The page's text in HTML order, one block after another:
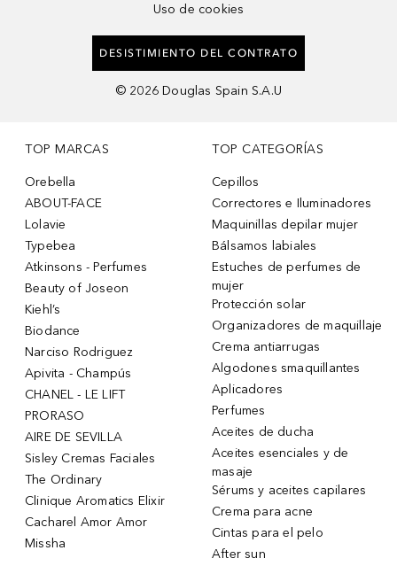
Uso de cookies
DESISTIMIENTO DEL CONTRATO
© 2026 Douglas Spain S.A.U
TOP MARCAS
Orebella
ABOUT-FACE
Lolavie
Typebea
Atkinsons - Perfumes
Beauty of Joseon
Kiehl’s
Biodance
Narciso Rodriguez
Apivita - Champús
CHANEL - LE LIFT
PRORASO
AIRE DE SEVILLA
Sisley Cremas Faciales
The Ordinary
Clinique Aromatics Elixir
Cacharel Amor Amor
Missha
TOP CATEGORÍAS
Cepillos
Correctores e Iluminadores
Maquinillas depilar mujer
Bálsamos labiales
Estuches de perfumes de
mujer
Protección solar
Organizadores de maquillaje
Crema antiarrugas
Algodones smaquillantes
Aplicadores
Perfumes
Aceites de ducha
Aceites esenciales y de
masaje
Sérums y aceites capilares
Crema para acne
Cintas para el pelo
After sun